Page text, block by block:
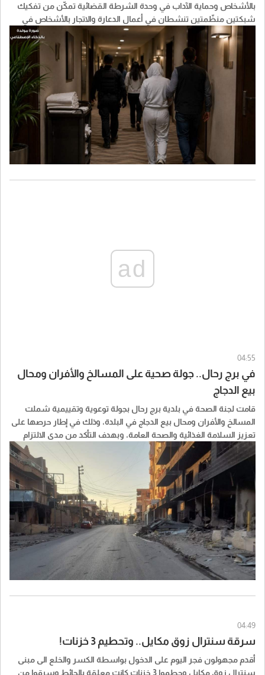
بالأشخاص وحماية الآداب في وحدة الشرطة القضائية تمكّن من تفكيك
شبكتين منظّمتين تنشطان في أعمال الدعارة والاتجار بالأشخاص في
منطقة الحمرا - بيروت"
ad
04:55
في برج رحال.. جولة صحية على المسالخ والأفران ومحال
بيع الدجاج
قامت لجنة الصحة في بلدية برج رحال بجولة توعوية وتقييمية شملت
المسالخ والأفران ومحال بيع الدجاج في البلدة، وذلك في إطار حرصها على
تعزيز السلامة الغذائية والصحة العامة، وبهدف التأكد من مدى الالتزام
بالشروط والمعايير الصحية المطلوبة.
04:49
سرقة سنترال زوق مكايل.. وتحطيم 3 خزنات!
أقدم مجهولون فجر اليوم على الدخول بواسطة الكسر والخلع الى مبنى
سنترال زوق مكايل وحطموا 3 خزنات كانت معلقة بالحائط وسرقوا من